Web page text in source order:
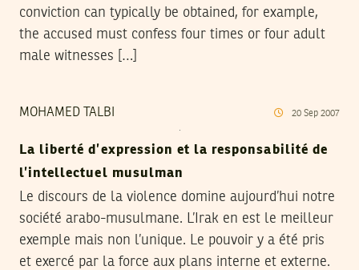
conviction can typically be obtained, for example,
the accused must confess four times or four adult
male witnesses […]
MOHAMED TALBI 20 Sep 2007
La liberté d’expression et la responsabilité de
l’intellectuel musulman
Le discours de la violence domine aujourd’hui notre
société arabo-musulmane. L’Irak en est le meilleur
exemple mais non l’unique. Le pouvoir y a été pris
et exercé par la force aux plans interne et externe.